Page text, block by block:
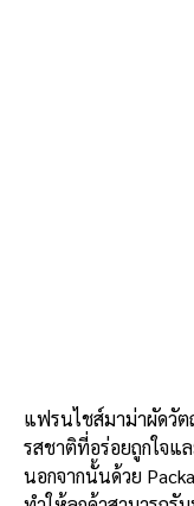
แฟรนไชส์มาม่าผัดวัต
รสชาติที่อร่อยถูกใจแ
นอกจากนั้นด้วย